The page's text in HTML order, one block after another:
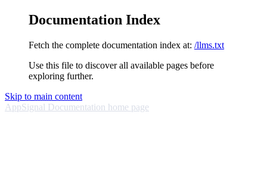
Documentation Index
Fetch the complete documentation index at: /llms.txt
Use this file to discover all available pages before
exploring further.
Skip to main content
AppSignal Documentation home page